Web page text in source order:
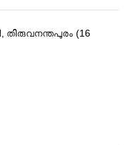
(16